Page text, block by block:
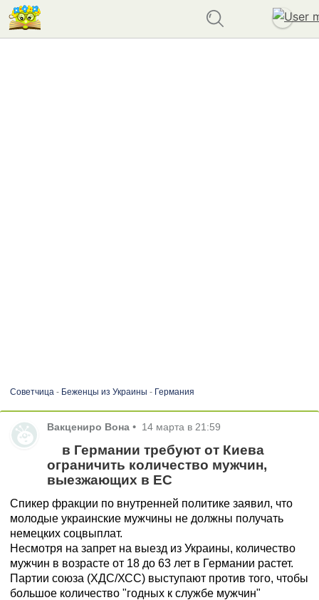
Советчица- Беженцы из Украины - Германия
Вакцениро Вона • 14 марта в 21:59
в Германии требуют от Киева
ограничить количество мужчин,
выезжающих в ЕС
Спикер фракции по внутренней политике заявил, что
молодые украинские мужчины не должны получать
немецких соцвыплат.
Несмотря на запрет на выезд из Украины, количество
мужчин в возрасте от 18 до 63 лет в Германии растет.
Партии союза (ХДС/ХСС) выступают против того, чтобы
большое количество "годных к службе мужчин"